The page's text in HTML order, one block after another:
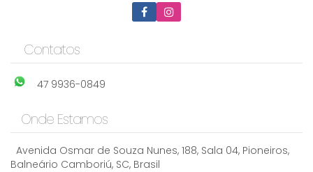
Contatos
47 9936-0849
Onde Estamos
Avenida Osmar de Souza Nunes, 188, Sala 04, Pioneiros,
Balneário Camboriú, SC, Brasil